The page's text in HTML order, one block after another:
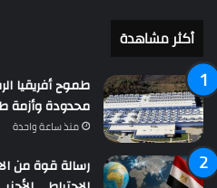
أكثر مشاهدة
طموح أفريقيا
محدودة وأزمة
منذ ساعة واحدة
رسالة قوة من